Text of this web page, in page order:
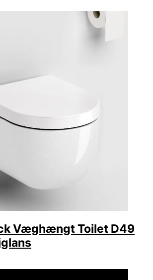
Væghængt Toilet D49